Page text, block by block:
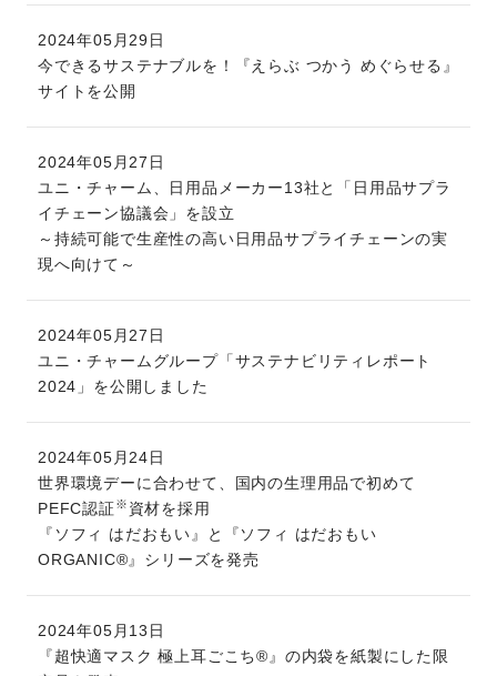
2024年05月29日
今できるサステナブルを！『えらぶ つかう めぐらせる』
サイトを公開
2024年05月27日
ユニ・チャーム、日用品メーカー13社と「日用品サプラ
イチェーン協議会」を設立
～持続可能で生産性の高い日用品サプライチェーンの実
現へ向けて～
2024年05月27日
ユニ・チャームグループ「サステナビリティレポート
2024」を公開しました
2024年05月24日
世界環境デーに合わせて、国内の生理用品で初めて
PEFC認証※ 資材を採用
『ソフィ はだおもい』と『ソフィ はだおもい
ORGANIC®』シリーズを発売
2024年05月13日
『超快適マスク 極上耳ごこち®』の内袋を紙製にした限